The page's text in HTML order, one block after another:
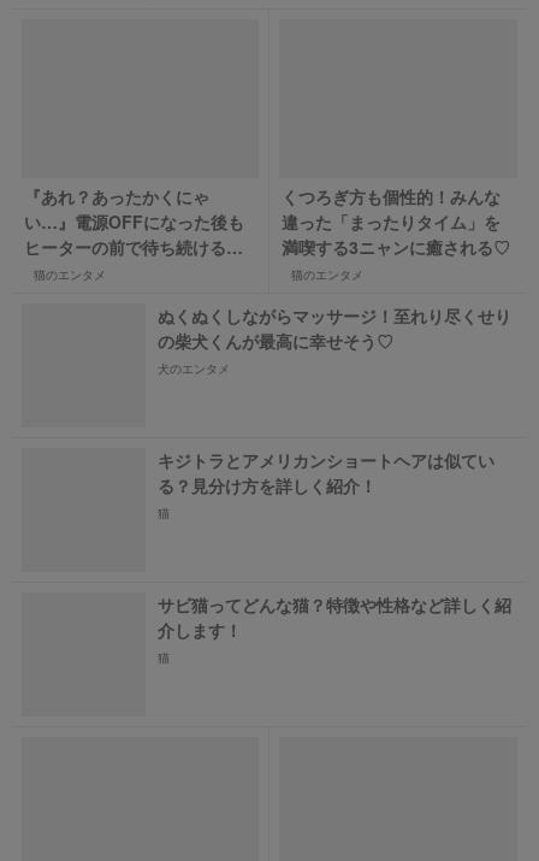
『あれ？あったかくにゃ
い…』電源OFFになった後も
ヒーターの前で待ち続けるニ
ャンコ
猫のエンタメ
くつろぎ方も個性的！みんな
違った「まったりタイム」を
満喫する3ニャンに癒される♡
猫のエンタメ
ぬくぬくしながらマッサージ！至れり尽くせり
の柴犬くんが最高に幸せそう♡
犬のエンタメ
キジトラとアメリカンショートヘアは似てい
る？見分け方を詳しく紹介！
猫
サビ猫ってどんな猫？特徴や性格など詳しく紹
介します！
猫